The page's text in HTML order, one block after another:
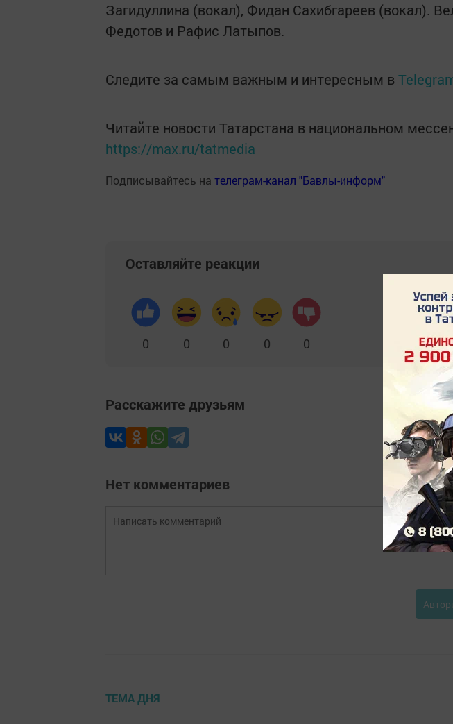
Загидуллина (вокал), Фидан Сахибгареев (вокал).
Федотов и Рафис Латыпов.
Следите за самым важным и интересным в
Читайте новости Татарстана в национальном
https://max.ru/tatmedia
Подписывайтесь на телеграм-канал "Бавлы-информ"
Оставляйте реакции
0 0 0 0 0
Расскажите друзьям
Нет комментариев
ТЕМА ДНЯ